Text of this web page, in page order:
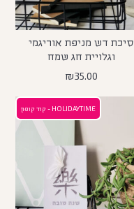
סיכת דש מניפת אוריגמי
וגלויית חג שמח
₪35.00
HOLIDAYTIME - קוד קופון